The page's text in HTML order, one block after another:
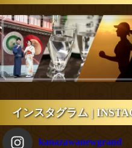
インスタグラム |
kanazawanewgrand